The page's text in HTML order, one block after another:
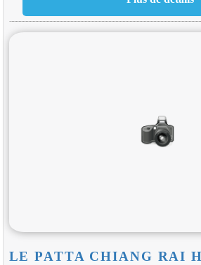
LE PATTA CHIANG RAI